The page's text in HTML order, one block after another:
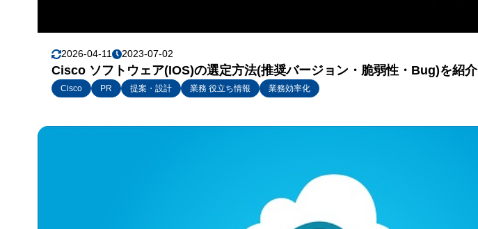
2026-04-11 2023-07-02
Cisco ソフトウェア(IOS)の選定方法(推奨バージョン・脆弱性・Bug)を紹介
Cisco PR 提案・設計 業務 役立ち情報
業務効率化